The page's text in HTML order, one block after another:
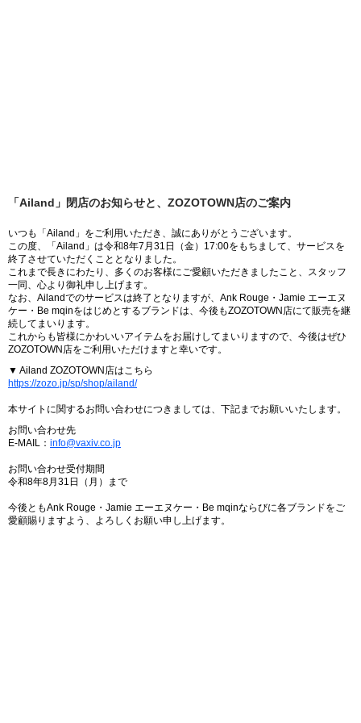
「Ailand」閉店のお知らせと、ZOZOTOWN店のご案内
いつも「Ailand」をご利用いただき、誠にありがとうございます。
この度、「Ailand」は令和8年7月31日（金）17:00をもちまして、サービスを
終了させていただくこととなりました。
これまで長きにわたり、多くのお客様にご愛顧いただきましたこと、スタッフ
一同、心より御礼申し上げます。
なお、Ailandでのサービスは終了となりますが、Ank Rouge・Jamie エーエヌ
ケー・Be mqinをはじめとするブランドは、今後もZOZOTOWN店にて販売を継
続してまいります。
これからも皆様にかわいいアイテムをお届けしてまいりますので、今後はぜひ
ZOZOTOWN店をご利用いただけますと幸いです。
▼ Ailand ZOZOTOWN店はこちら
https://zozo.jp/sp/shop/ailand/
本サイトに関するお問い合わせにつきましては、下記までお願いいたします。
お問い合わせ先
E-MAIL： info@vaxiv.co.jp
お問い合わせ受付期間
令和8年8月31日（月）まで
今後ともAnk Rouge・Jamie エーエヌケー・Be mqinならびに各ブランドをご
愛顧賜りますよう、よろしくお願い申し上げます。